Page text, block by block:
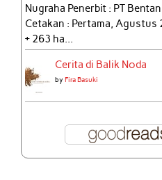
Nugraha Penerbit : PT
Cetakan : Pertama, Agustus
+ 263 ha...
Cerita di Balik Noda
byFira Basuki